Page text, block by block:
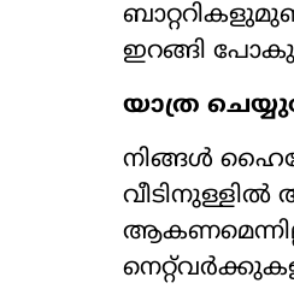
ഇറങ്ങി
യാത്ര
നിങ്ങള്‍